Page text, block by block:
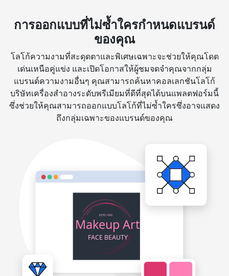
การออกแบบที่ไม่ซ้ำใครกำหนดแบรนด์
ของคุณ
โลโก้ความงามที่สะดุดตาและพิเศษเฉพาะจะช่วยให้คุณโดด
เด่นเหนือคู่แข่ง และเปิดโอกาสให้ผู้ชมจดจำคุณจากกลุ่ม
แบรนด์ความงามอื่นๆ คุณสามารถค้นหาคอลเลกชันโลโก้
บริษัทเครื่องสำอางระดับพรีเมียมที่ดีที่สุดได้บนแพลตฟอร์มนี้
ซึ่งช่วยให้คุณสามารถออกแบบโลโก้ที่ไม่ซ้ำใครซึ่งอาจแสดง
ถึงกลุ่มเฉพาะของแบรนด์ของคุณ